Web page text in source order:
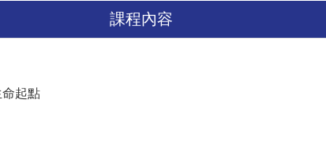
課程內容
起點